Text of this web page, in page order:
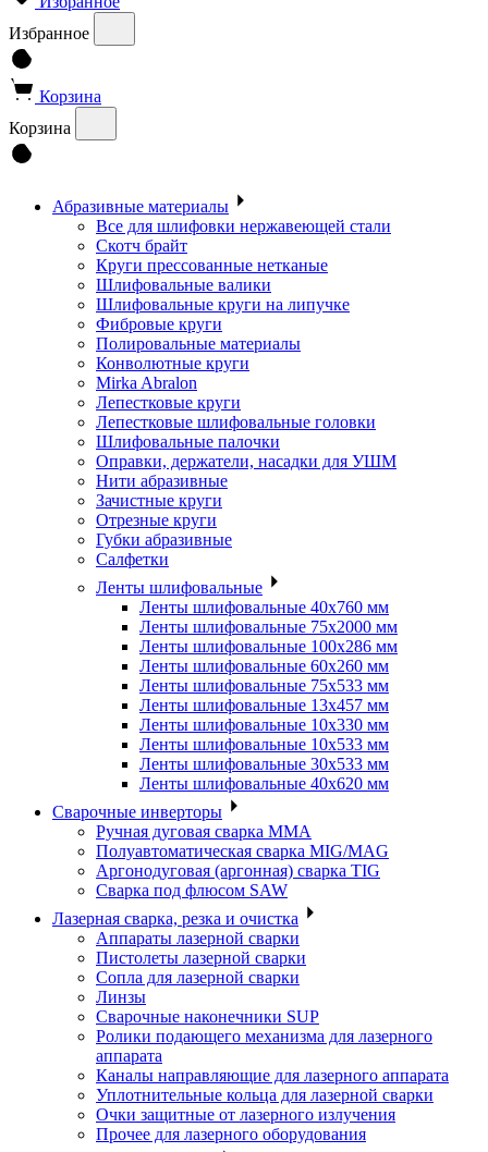
Избранное
Корзина
Корзина
Абразивные материалы
Все для шлифовки нержавеющей стали
Скотч брайт
Круги прессованные нетканые
Шлифовальные валики
Шлифовальные круги на липучке
Фибровые круги
Полировальные материалы
Конволютные круги
Mirka Abralon
Лепестковые круги
Лепестковые шлифовальные головки
Шлифовальные палочки
Оправки, держатели, насадки для УШМ
Нити абразивные
Зачистные круги
Отрезные круги
Губки абразивные
Салфетки
Ленты шлифовальные
Ленты шлифовальные 40х760 мм
Ленты шлифовальные 75х2000 мм
Ленты шлифовальные 100х286 мм
Ленты шлифовальные 60х260 мм
Ленты шлифовальные 75х533 мм
Ленты шлифовальные 13х457 мм
Ленты шлифовальные 10х330 мм
Ленты шлифовальные 10х533 мм
Ленты шлифовальные 30х533 мм
Ленты шлифовальные 40х620 мм
Сварочные инверторы
Ручная дуговая сварка MMA
Полуавтоматическая сварка MIG/MAG
Аргонодуговая (аргонная) сварка TIG
Сварка под флюсом SAW
Лазерная сварка, резка и очистка
Аппараты лазерной сварки
Пистолеты лазерной сварки
Сопла для лазерной сварки
Линзы
Сварочные наконечники SUP
Ролики подающего механизма для лазерного
аппарата
Каналы направляющие для лазерного аппарата
Уплотнительные кольца для лазерной сварки
Очки защитные от лазерного излучения
Прочее для лазерного оборудования